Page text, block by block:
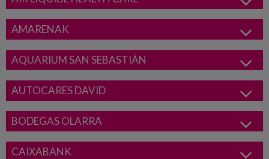
AMARENAK
AQUARIUM SAN SEBASTIÁN
AUTOCARES DAVID
BODEGAS OLARRA
CAIXABANK